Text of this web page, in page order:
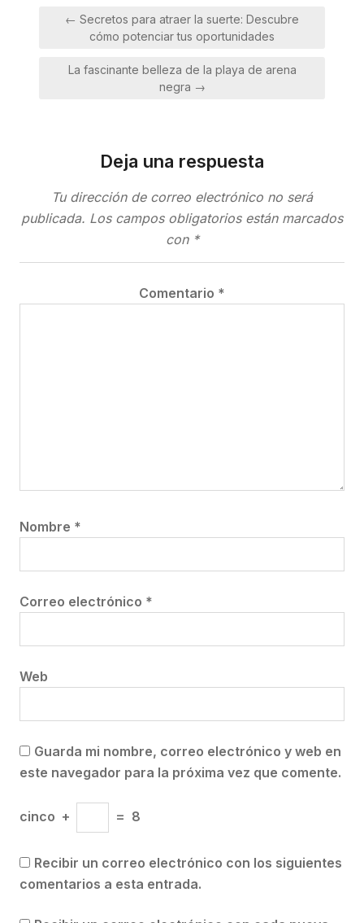
Navegación
← Secretos para atraer la suerte: Descubre
cómo potenciar tus oportunidades
La fascinante belleza de la playa de arena
negra →
Deja una respuesta
Tu dirección de correo electrónico no será
publicada. Los campos obligatorios están marcados
con *
Comentario *
Nombre *
Correo electrónico *
Web
Guarda mi nombre, correo electrónico y web en
este navegador para la próxima vez que comente.
cinco + = 8
Recibir un correo electrónico con los siguientes
comentarios a esta entrada.